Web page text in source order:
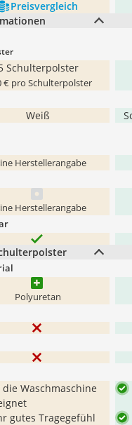
Preis­vergleich
Schulterpolster
€ pro Schulterpolster
Weiß
Herstellerangabe
Herstellerangabe
Polyuretan
Waschmaschine
gutes Tragegefühl